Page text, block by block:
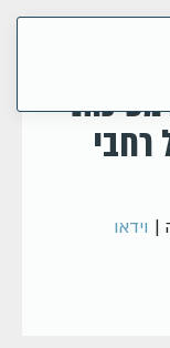
רחבי
| וידאו